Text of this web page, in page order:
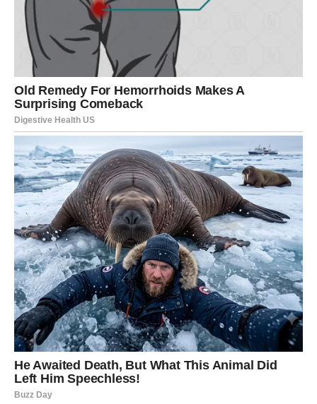
da biste konačno zatvorili jedno poglavlje ili ga, ukoliko je
sudbina tako odredila, započeli na potpuno novim
osnovama.
Ono što je važno jeste da:
ne potiskujete emocije
ne vraćate se iz straha od samoće
slušate unutrašnji glas, a ne tuđa mišljenja
Sudbina vam do kraja januara pokazuje da prava ljubav
traži dokazivanje, već hrabrost da budete ono što jeste.
POSAO I NOVAC – NAGRADE
KOJE STIŽU POSLE
IZDRŽLJIVOSTI